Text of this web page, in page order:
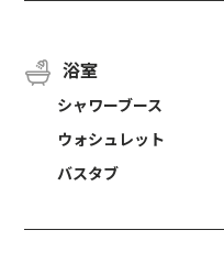
浴室
シャワーブース
ウォシュレット
バスタブ